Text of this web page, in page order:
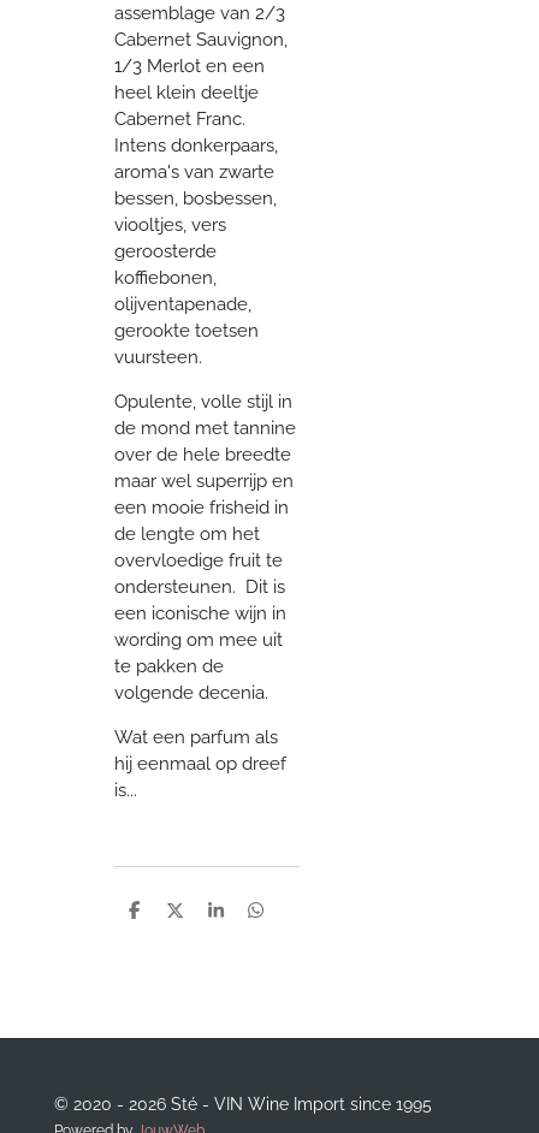
assemblage van 2/3
Cabernet Sauvignon,
1/3 Merlot en een
heel klein deeltje
Cabernet Franc.
Intens donkerpaars,
aroma's van zwarte
bessen, bosbessen,
viooltjes, vers
geroosterde
koffiebonen,
olijventapenade,
gerookte toetsen
vuursteen.
Opulente, volle stijl in
de mond met tannine
over de hele breedte
maar wel superrijp en
een mooie frisheid in
de lengte om het
overvloedige fruit te
ondersteunen. Dit is
een iconische wijn in
wording om mee uit
te pakken de
volgende decenia.
Wat een parfum als
hij eenmaal op dreef
is...
D
D
S
D
© 2020 - 2026 Sté - VIN Wine Import since 1995